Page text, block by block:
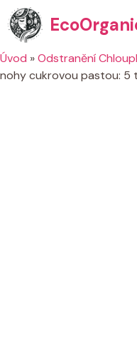
Přeskočit
na
obsah
Úvod »Odstranění
nohy cukrovou pastou: 5